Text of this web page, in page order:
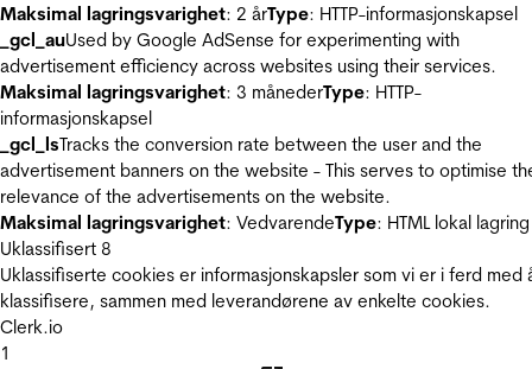
Maksimal lagringsvarighet: 2 årType: HTTP-informasjonskapsel
_gcl_auUsed by Google AdSense for experimenting with
advertisement efficiency across websites using their services.
Maksimal lagringsvarighet: 3 månederType: HTTP-
informasjonskapsel
_gcl_lsTracks the conversion rate between the user and the
advertisement banners on the website - This serves to optimise
relevance of the advertisements on the website.
Maksimal lagringsvarighet: VedvarendeType: HTML lokal lagring
Uklassifisert 8
Uklassifiserte cookies er informasjonskapsler som vi er i ferd med
klassifisere, sammen med leverandørene av enkelte cookies.
Clerk.io
1